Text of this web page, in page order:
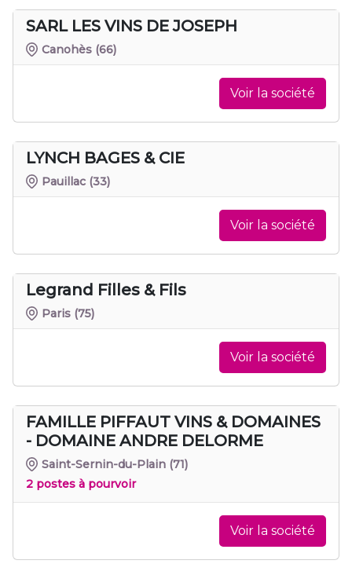
SARL LES VINS DE JOSEPH
Canohès (66)
Voir la société
LYNCH BAGES & CIE
Pauillac (33)
Voir la société
Legrand Filles & Fils
Paris (75)
Voir la société
FAMILLE PIFFAUT VINS & DOMAINES
- DOMAINE ANDRE DELORME
Saint-Sernin-du-Plain (71)
2 postes à pourvoir
Voir la société